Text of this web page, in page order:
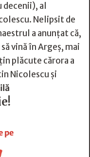
al
Nelipsit de
a anunțat că,
vină în Argeș, mai
plăcute cărora a
Nicolescu și
pe